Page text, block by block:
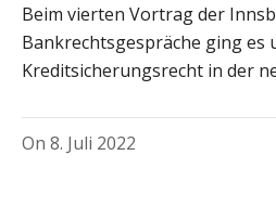
Beim vierten Vortrag der
Bankrechtsgespräche ging es
Kreditsicherungsrecht in der
On 8. Juli 2022